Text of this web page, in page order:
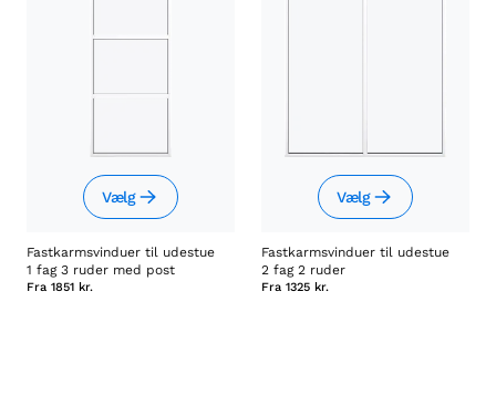
Vælg
Fastkarmsvinduer til udestue
1 fag 3 ruder med post
Fra 1851 kr.
Vælg
Fastkarmsvinduer til udestue
2 fag 2 ruder
Fra 1325 kr.